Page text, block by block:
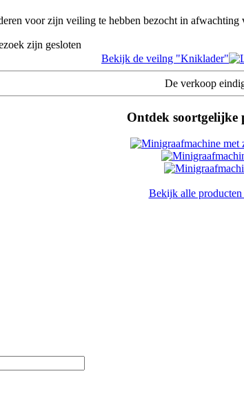
voor zijn veiling te hebben bezocht in
zijn gesloten
Bekijk de veilng "Kniklader"
De verkoop
Ontdek soortgelijke
Bekijk alle